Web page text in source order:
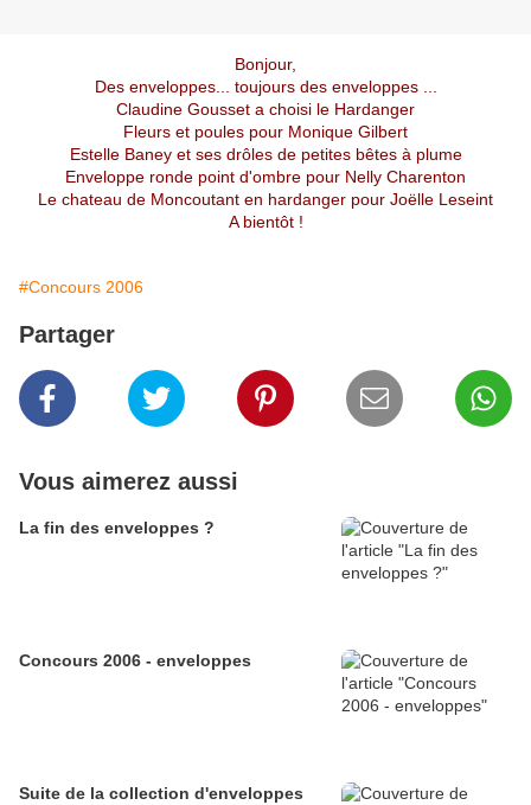
Bonjour,
Des enveloppes... toujours des enveloppes ...
Claudine Gousset a choisi le Hardanger
Fleurs et poules pour Monique Gilbert
Estelle Baney et ses drôles de petites bêtes à plume
Enveloppe ronde point d'ombre pour Nelly Charenton
Le chateau de Moncoutant en hardanger pour Joëlle Leseint
A bientôt !
#Concours 2006
Partager
Vous aimerez aussi
La fin des enveloppes ?
Concours 2006 - enveloppes
Suite de la collection d'enveloppes